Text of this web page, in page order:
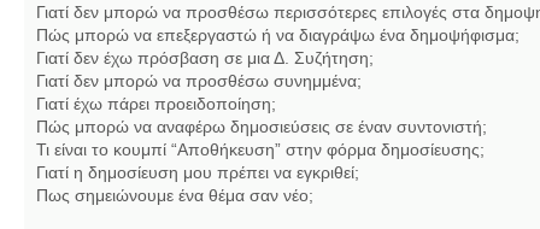
Γιατί δεν μπορώ να προσθέσω περισσότερες επιλογές στα
Πώς μπορώ να επεξεργαστώ ή να διαγράψω ένα δημοψήφισμα;
Γιατί δεν έχω πρόσβαση σε μια Δ. Συζήτηση;
Γιατί δεν μπορώ να προσθέσω συνημμένα;
Γιατί έχω πάρει προειδοποίηση;
Πώς μπορώ να αναφέρω δημοσιεύσεις σε έναν συντονιστή;
Τι είναι το κουμπί “Αποθήκευση” στην φόρμα δημοσίευσης;
Γιατί η δημοσίευση μου πρέπει να εγκριθεί;
Πως σημειώνουμε ένα θέμα σαν νέο;